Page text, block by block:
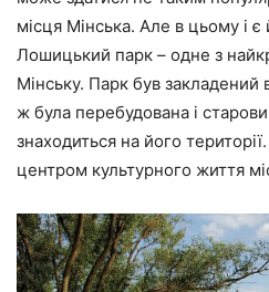
місця Мінська. Але в цьому і є
Лошицький парк – одне з
Мінську. Парк був закладений
ж була перебудована і
знаходиться на його
центром культурного життя